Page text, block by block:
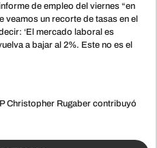
de empleo del viernes “en
un recorte de tasas en el
‘El mercado laboral es
a bajar al 2%. Este no es el
Christopher Rugaber contribuyó